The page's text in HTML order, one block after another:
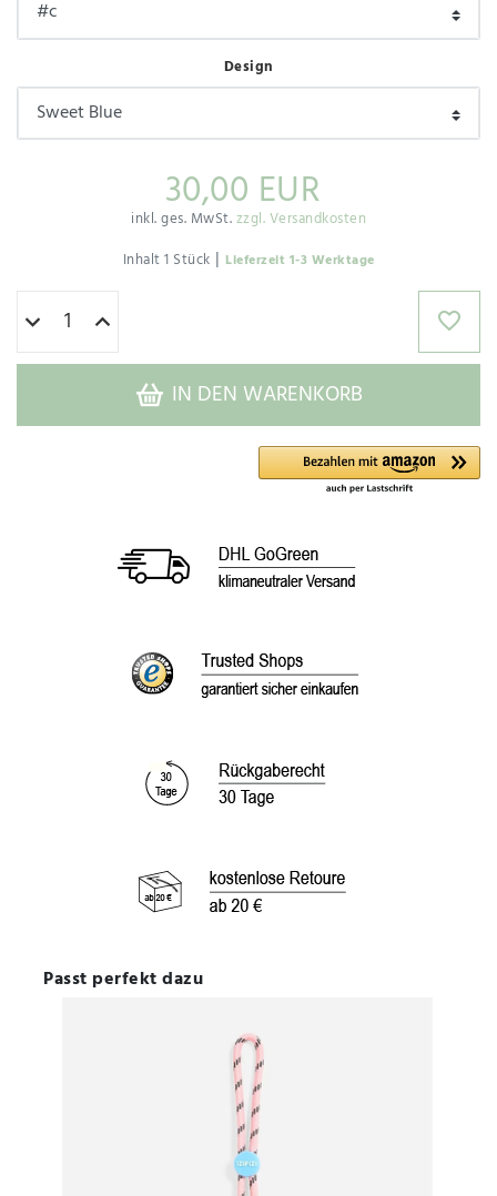
Design
30,00 EUR
inkl. ges. MwSt.zzgl. Versandkosten
Inhalt1 Stück | Lieferzeit 1-3 Werktage
IN DEN WARENKORB
Passt perfekt dazu